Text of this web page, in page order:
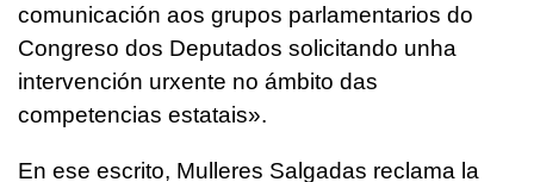
comunicación aos grupos parlamentarios do
Congreso dos Deputados solicitando unha
intervención urxente no ámbito das
competencias estatais».
En ese escrito, Mulleres Salgadas reclama la